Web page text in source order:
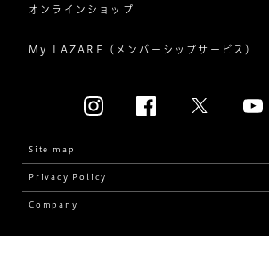
人気の婚約指輪
結婚指輪（マリッジリング）
[素材から選ぶ]
イエローゴールド
結婚式
オンラインショップ
My LAZARE（メンバーシップサービス）
Site map
Privacy Policy
Company